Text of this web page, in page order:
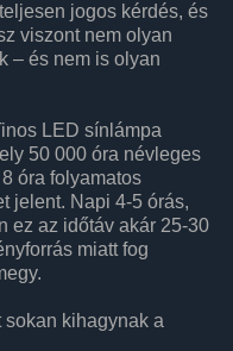
jogos kérdés, és
viszont nem olyan
– és nem is olyan
LED sínlámpa
50 000 óra névleges
óra folyamatos
jelent. Napi 4-5 órás,
ez az időtáv akár 25-30
miatt fog
kihagynak a